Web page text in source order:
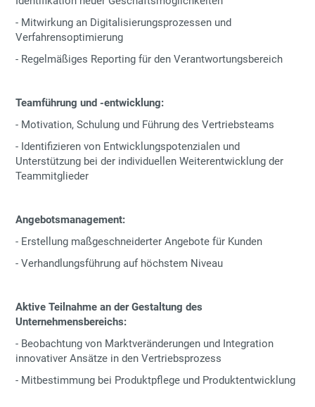
- Mitwirkung an Digitalisierungsprozessen und
Verfahrensoptimierung
- Regelmäßiges Reporting für den Verantwortungsbereich
Teamführung und -entwicklung:
- Motivation, Schulung und Führung des Vertriebsteams
- Identifizieren von Entwicklungspotenzialen und
Unterstützung bei der individuellen Weiterentwicklung der
Teammitglieder
Angebotsmanagement:
- Erstellung maßgeschneiderter Angebote für Kunden
- Verhandlungsführung auf höchstem Niveau
Aktive Teilnahme an der Gestaltung des
Unternehmensbereichs:
- Beobachtung von Marktveränderungen und Integration
innovativer Ansätze in den Vertriebsprozess
- Mitbestimmung bei Produktpflege und Produktentwicklung